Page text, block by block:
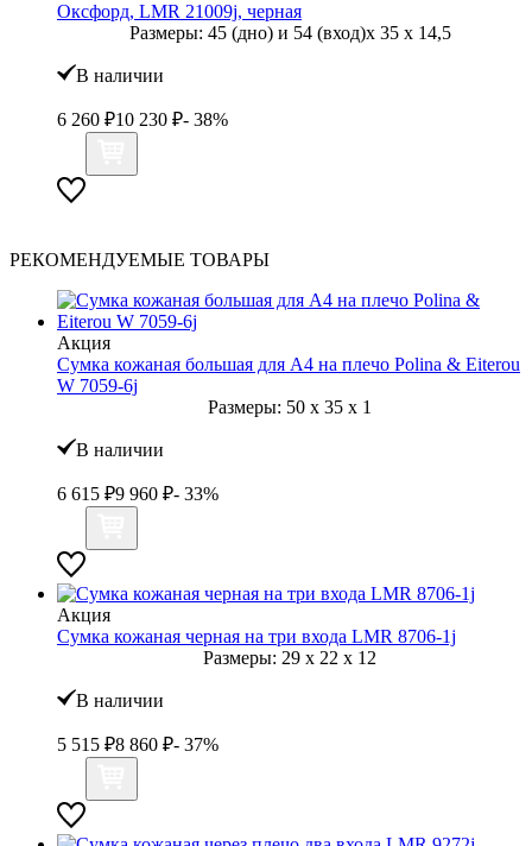
Оксфорд, LMR 21009j, черная
Размеры: 45 (дно) и 54 (вход)x 35 x 14,5
В наличии
6 260 ₽10 230 ₽- 38%
РЕКОМЕНДУЕМЫЕ ТОВАРЫ
Акция
Сумка кожаная большая для А4 на плечо Polina & Eiterou
W 7059-6j
Размеры: 50 x 35 x 1
В наличии
6 615 ₽9 960 ₽- 33%
Акция
Сумка кожаная черная на три входа LMR 8706-1j
Размеры: 29 x 22 x 12
В наличии
5 515 ₽8 860 ₽- 37%